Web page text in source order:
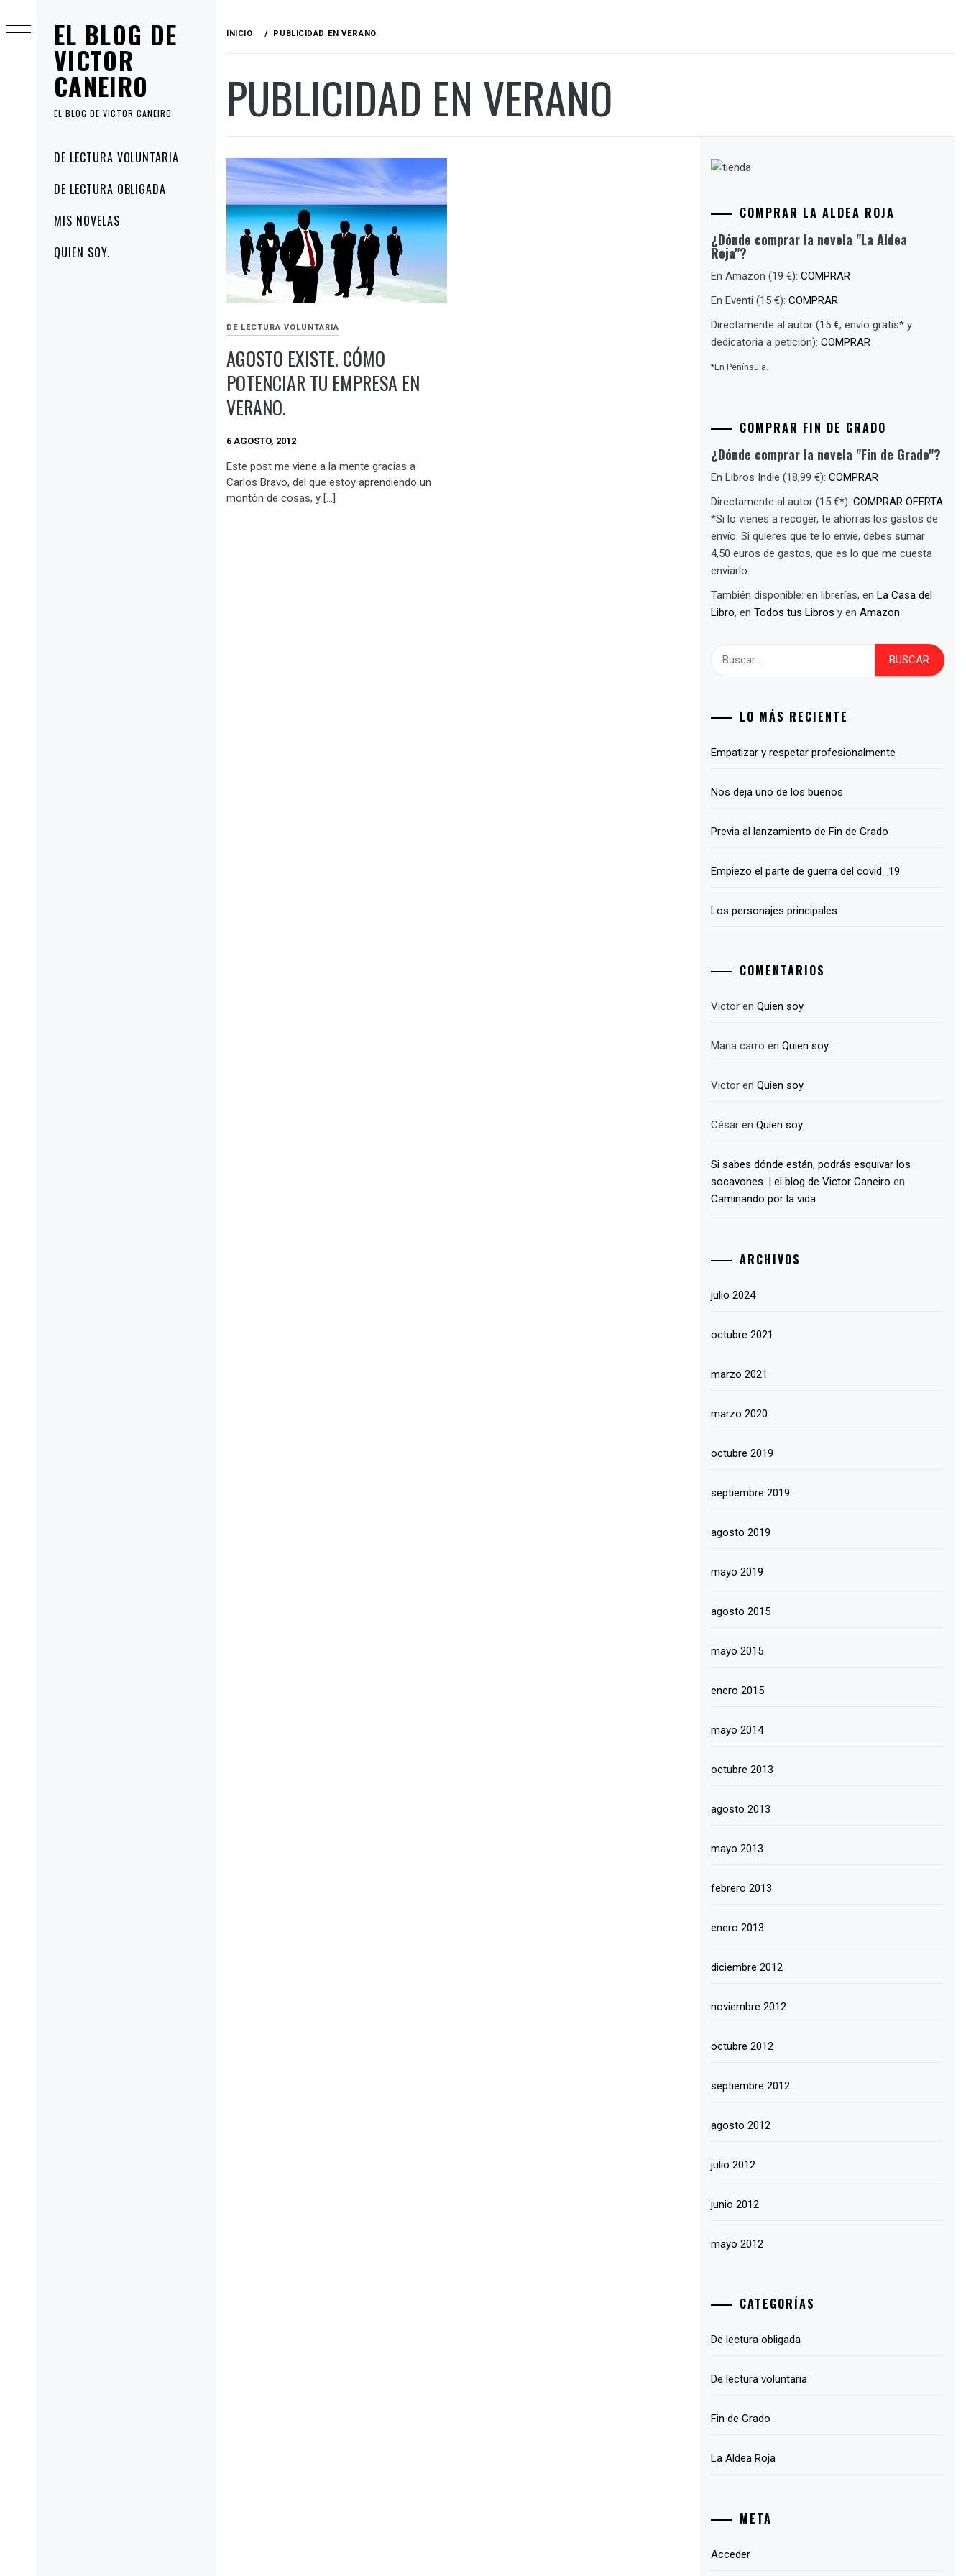
EL BLOG DE
VICTOR
CANEIRO
EL BLOG DE VICTOR CANEIRO
principal
DE LECTURA VOLUNTARIA
DE LECTURA OBLIGADA
MIS NOVELAS
QUIEN SOY.
al
contenido
INICIO PUBLICIDAD EN VERANO
PUBLICIDAD EN VERANO
DE LECTURA VOLUNTARIA
AGOSTO EXISTE. CÓMO
POTENCIAR TU EMPRESA EN
VERANO.
6 AGOSTO, 2012
Este post me viene a la mente gracias a
Carlos Bravo, del que estoy aprendiendo un
montón de cosas, y […]
COMPRAR LA ALDEA ROJA
¿Dónde comprar la novela "La Aldea
Roja"?
En Amazon (19 €):COMPRAR
En Eventi (15 €):COMPRAR
Directamente al autor (15 €, envío gratis* y
dedicatoria a petición):COMPRAR
*En Península.
COMPRAR FIN DE GRADO
¿Dónde comprar la novela "Fin de Grado"?
En Libros Indie (18,99 €):COMPRAR
Directamente al autor (15 €*):COMPRAR OFERTA
*Si lo vienes a recoger, te ahorras los gastos de
envío. Si quieres que te lo envíe, debes sumar
4,50 euros de gastos, que es lo que me cuesta
enviarlo.
También disponible: en librerías, enLa Casa del
Libro, enTodos tus Libros y enAmazon
LO MÁS RECIENTE
Empatizar y respetar profesionalmente
Nos deja uno de los buenos
Previa al lanzamiento de Fin de Grado
Empiezo el parte de guerra del covid_19
Los personajes principales
COMENTARIOS
Victor enQuien soy.
Maria carro enQuien soy.
Victor enQuien soy.
César enQuien soy.
Si sabes dónde están, podrás esquivar los
socavones. | el blog de Victor Caneiro en
Caminando por la vida
ARCHIVOS
julio 2024
octubre 2021
marzo 2021
marzo 2020
octubre 2019
septiembre 2019
agosto 2019
mayo 2019
agosto 2015
mayo 2015
enero 2015
mayo 2014
octubre 2013
agosto 2013
mayo 2013
febrero 2013
enero 2013
diciembre 2012
noviembre 2012
octubre 2012
septiembre 2012
agosto 2012
julio 2012
junio 2012
mayo 2012
CATEGORÍAS
De lectura obligada
De lectura voluntaria
Fin de Grado
La Aldea Roja
META
Acceder